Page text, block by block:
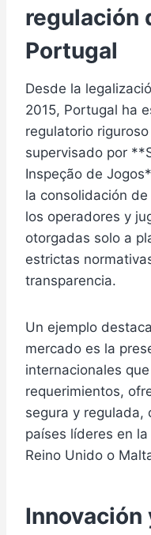
regulación
Portugal
Desde la
2015, Portugal ha
regulatorio
supervisado por
Inspeção de
la consolidación
los operadores y
otorgadas solo a
estrictas
transparencia.
Un ejemplo
mercado es la
internacionales
requerimientos,
segura y regulada,
países líderes en
Reino Unido o
Innovación